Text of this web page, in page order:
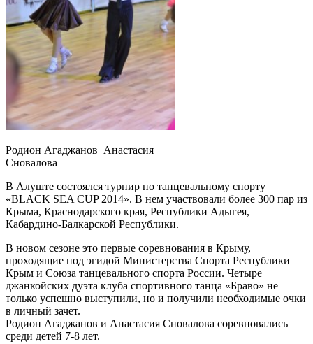
Родион Агаджанов_Анастасия
Сновалова
В Алуште состоялся турнир по танцевальному спорту
«BLACK SEA CUP 2014». В нем участвовали более 300 пар из
Крыма, Краснодарского края, Республики Адыгея,
Кабардино-Балкарской Республики.
В новом сезоне это первые соревнования в Крыму,
проходящие под эгидой Министерства Спорта Республики
Крым и Союза танцевального спорта России. Четыре
джанкойских дуэта клуба спортивного танца «Браво» не
только успешно выступили, но и получили необходимые очки
в личный зачет.
Родион Агаджанов и Анастасия Сновалова соревновались
среди детей 7-8 лет.